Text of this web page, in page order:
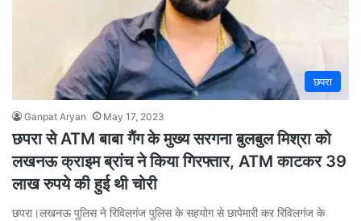
छपरा
Ganpat Aryan May 17, 2023
छपरा से ATM बाबा गैंग के मुख्य सरगना बुलबुल मिश्रा को
लखनऊ क्राइम ब्रांच ने किया गिरफ्तार, ATM काटकर 39
लाख रुपये की हुई थी चोरी
छपरा।लखनऊ पुलिस ने रिविलगंज पुलिस के सहयोग से छापेमारी कर रिविलगंज के